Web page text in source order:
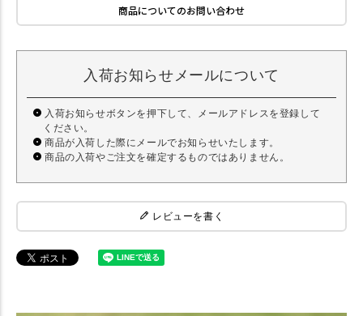
商品についてのお問い合わせ
入荷お知らせメールについて
入荷お知らせボタンを押下して、メールアドレスを登録して
ください。
商品が入荷した際にメールでお知らせいたします。
商品の入荷やご注文を確定するものではありません。
レビューを書く